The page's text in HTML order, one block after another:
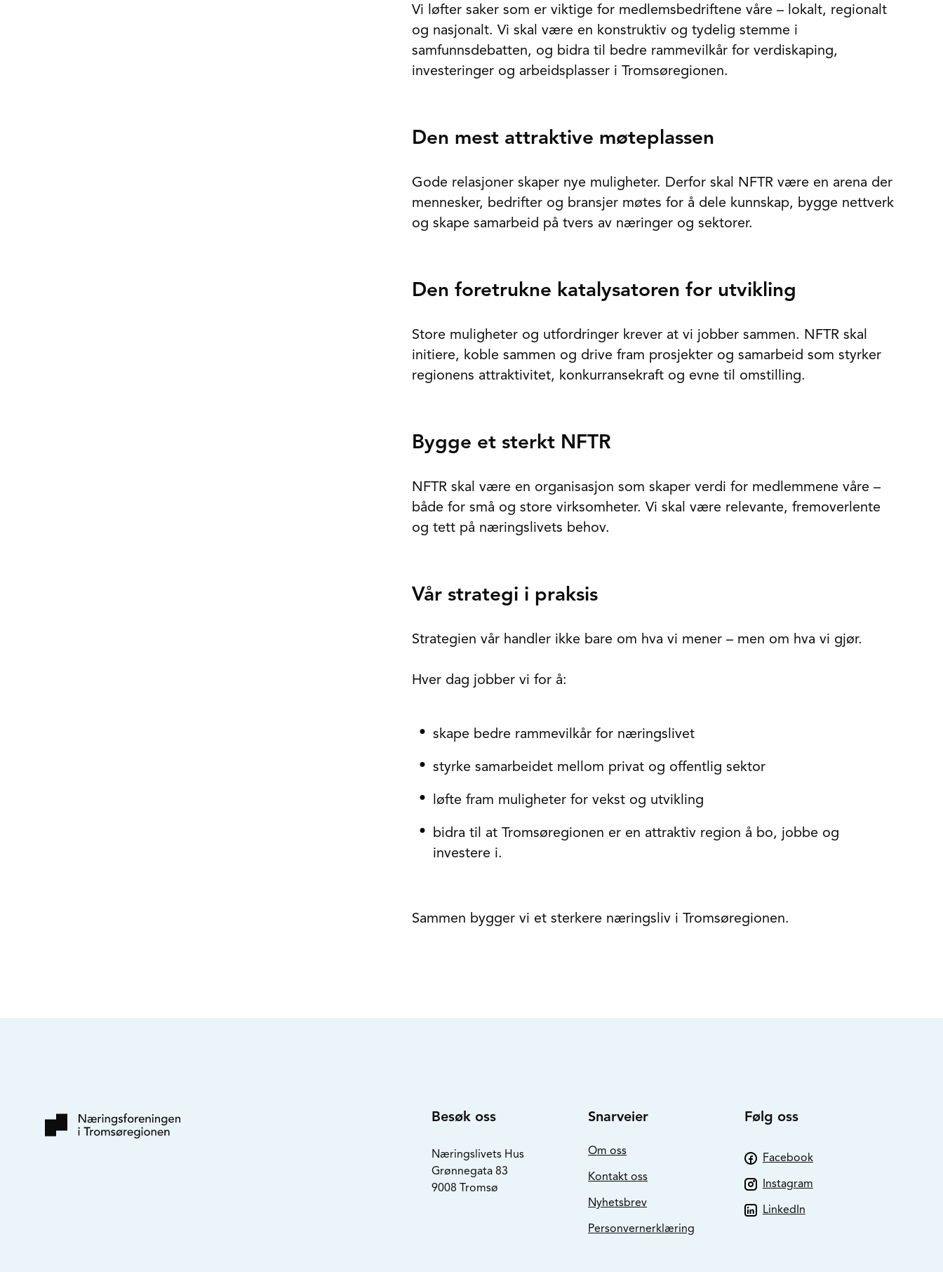
Vi løfter saker som er viktige for medlemsbedriftene våre – lokalt, regionalt
og nasjonalt. Vi skal være en konstruktiv og tydelig stemme i
samfunnsdebatten, og bidra til bedre rammevilkår for verdiskaping,
investeringer og arbeidsplasser i Tromsøregionen.
Den mest attraktive møteplassen
Gode relasjoner skaper nye muligheter. Derfor skal NFTR være en arena der
mennesker, bedrifter og bransjer møtes for å dele kunnskap, bygge nettverk
og skape samarbeid på tvers av næringer og sektorer.
Den foretrukne katalysatoren for utvikling
Store muligheter og utfordringer krever at vi jobber sammen. NFTR skal
initiere, koble sammen og drive fram prosjekter og samarbeid som styrker
regionens attraktivitet, konkurransekraft og evne til omstilling.
Bygge et sterkt NFTR
NFTR skal være en organisasjon som skaper verdi for medlemmene våre –
både for små og store virksomheter. Vi skal være relevante, fremoverlente
og tett på næringslivets behov.
Vår strategi i praksis
Strategien vår handler ikke bare om hva vi mener – men om hva vi gjør.
Hver dag jobber vi for å:
skape bedre rammevilkår for næringslivet
styrke samarbeidet mellom privat og offentlig sektor
løfte fram muligheter for vekst og utvikling
bidra til at Tromsøregionen er en attraktiv region å bo, jobbe og
investere i.
Sammen bygger vi et sterkere næringsliv i Tromsøregionen.
Besøk oss
Næringslivets Hus
Grønnegata 83
9008 Tromsø
Snarveier
Om oss
Kontakt oss
Nyhetsbrev
Personvernerklæring
Følg oss
Facebook
Instagram
LinkedIn